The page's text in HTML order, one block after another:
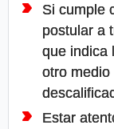
Si cumple
postular a
que indica
otro
Estar